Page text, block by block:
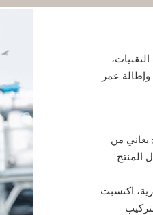
عمر
يعاني من
المنتج
الحرارية، اكتسبت